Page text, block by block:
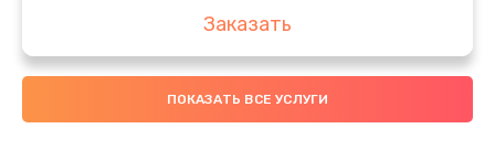
Заказать
Замена аккумулятора
4000 руб.
ПОКАЗАТЬ ВСЕ УСЛУГИ